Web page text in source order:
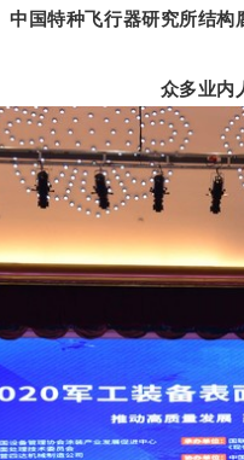
中国特种飞行器研究所结
众多业内